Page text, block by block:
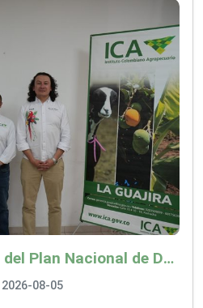
ICA superó la meta del Plan Nacional de Desarrollo y abrió 61 mercados internacionales
2026-08-05